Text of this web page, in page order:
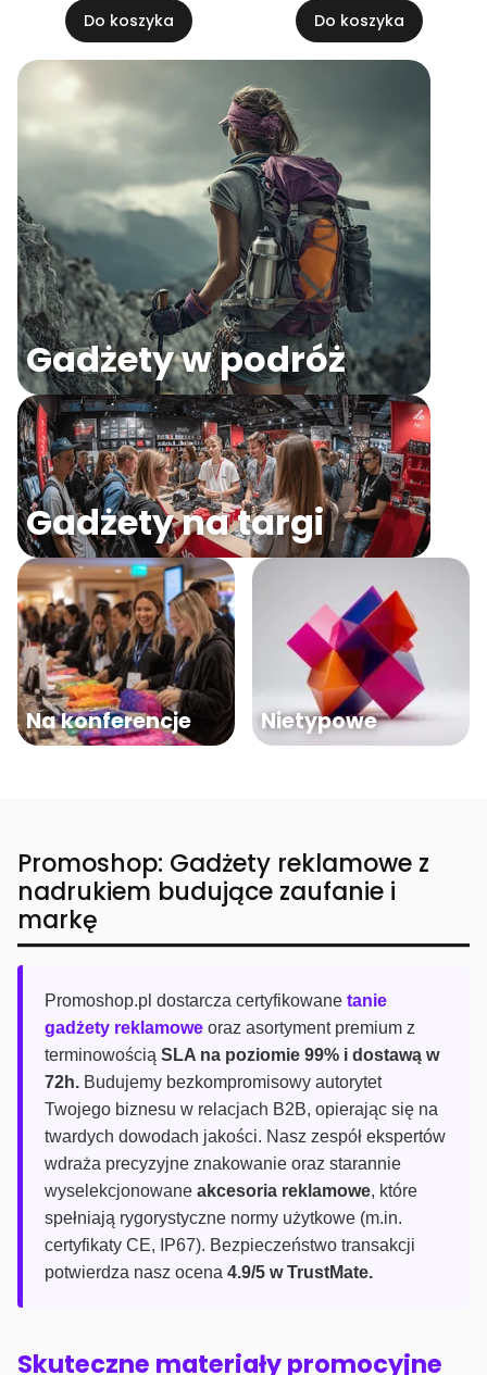
Do koszyka Do koszyka
Gadżety w podróż
Gadżety na targi
Na konferencje Nietypowe
Promoshop: Gadżety reklamowe z
nadrukiem budujące zaufanie i
markę
Promoshop.pl dostarcza certyfikowane tanie
gadżety reklamowe oraz asortyment premium z
terminowością SLA na poziomie 99% i dostawą w
72h. Budujemy bezkompromisowy autorytet
Twojego biznesu w relacjach B2B, opierając się na
twardych dowodach jakości. Nasz zespół ekspertów
wdraża precyzyjne znakowanie oraz starannie
wyselekcjonowane akcesoria reklamowe, które
spełniają rygorystyczne normy użytkowe (m.in.
certyfikaty CE, IP67). Bezpieczeństwo transakcji
potwierdza nasz ocena 4.9/5 w TrustMate.
Skuteczne materiały promocyjne